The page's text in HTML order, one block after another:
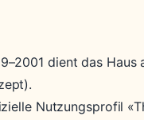
dient das
Nutzungsprofil